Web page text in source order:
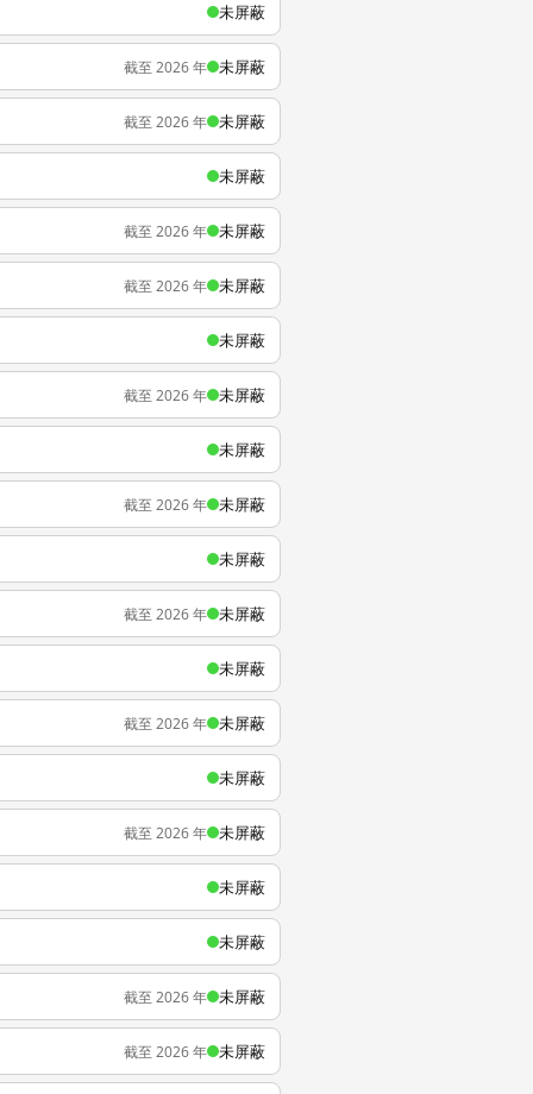
未屏蔽
截至 2026 年 未屏蔽
截至 2026 年 未屏蔽
未屏蔽
截至 2026 年 未屏蔽
截至 2026 年 未屏蔽
未屏蔽
截至 2026 年 未屏蔽
未屏蔽
截至 2026 年 未屏蔽
未屏蔽
截至 2026 年 未屏蔽
未屏蔽
截至 2026 年 未屏蔽
未屏蔽
截至 2026 年 未屏蔽
未屏蔽
未屏蔽
截至 2026 年 未屏蔽
截至 2026 年 未屏蔽